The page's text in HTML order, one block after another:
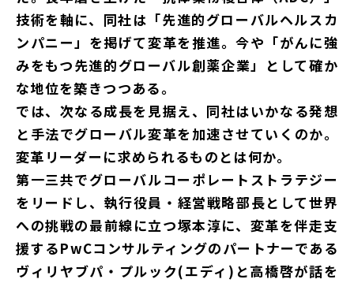
技術を軸に、同社は「先進的グローバルヘルスカ
ンパニー」を掲げて変革を推進。今や「がんに強
みをもつ先進的グローバル創薬企業」として確か
な地位を築きつつある。
では、次なる成長を見据え、同社はいかなる発想
と手法でグローバル変革を加速させていくのか。
変革リーダーに求められるものとは何か。
第一三共でグローバルコーポレートストラテジー
をリードし、執行役員・経営戦略部長として世界
への挑戦の最前線に立つ塚本淳に、変革を伴走支
援するPwCコンサルティングのパートナーである
ヴィリヤブパ・プルック(エディ)と高橋啓が話を